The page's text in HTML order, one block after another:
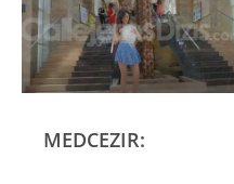
MEDCEZIR: